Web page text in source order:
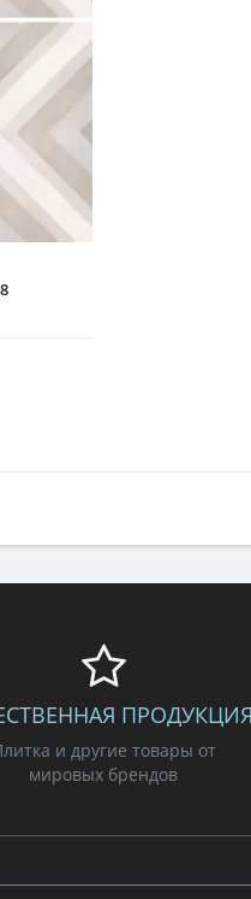
ПРОДУКЦИЯ
и другие товары от
мировых брендов